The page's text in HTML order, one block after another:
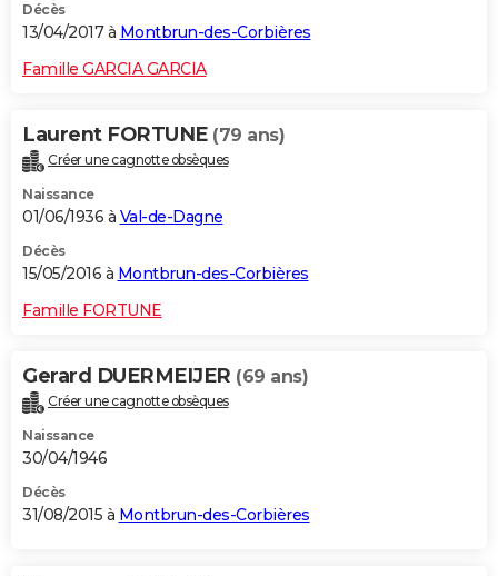
Décès
13/04/2017 à Montbrun-des-Corbières
Famille GARCIA GARCIA
Laurent FORTUNE (79 ans)
Créer une cagnotte obsèques
Naissance
01/06/1936 à Val-de-Dagne
Décès
15/05/2016 à Montbrun-des-Corbières
Famille FORTUNE
Gerard DUERMEIJER (69 ans)
Créer une cagnotte obsèques
Naissance
30/04/1946
Décès
31/08/2015 à Montbrun-des-Corbières